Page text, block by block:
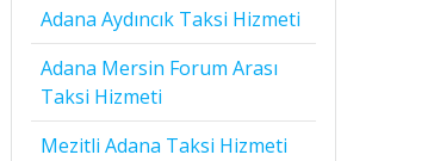
Adana Aydıncık Taksi Hizmeti
Adana Mersin Forum Arası
Taksi Hizmeti
Mezitli Adana Taksi Hizmeti